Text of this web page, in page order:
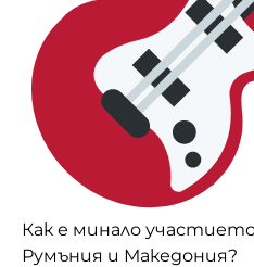
Как е минало
Румъния и Македония?